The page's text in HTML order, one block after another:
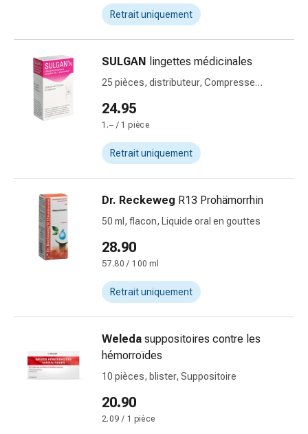
plaies
Bandes
de
fermeture
plaies
adhésifs
Pommade
médicaux
Oreilles
et
yeux
Troubles
l'oreille
Soins
oreilles
Gouttes
yeux
Retrait uniquement
SULGAN lingettes médicinales
25 pièces, distributeur, Compresse
24.95
1.– / 1 pièce
Retrait uniquement
Dr. Reckeweg R13 Prohämorrhin
50 ml, flacon, Liquide oral en gouttes
28.90
57.80 / 100 ml
Retrait uniquement
Weleda suppositoires contre les
hémorroïdes
10 pièces, blister, Suppositoire
20.90
2.09 / 1 pièce